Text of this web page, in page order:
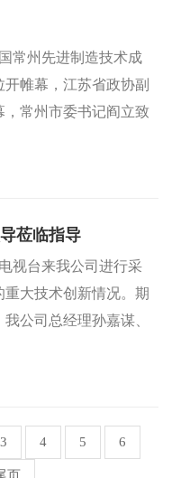
常州先进制造技术成
帷幕，江苏省政协副
常州市委书记阎立致
莅临指导
视台来我公司进行采
大技术创新情况。期
公司总经理孙嘉谋、
3 4 5 6
页